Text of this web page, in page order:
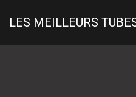
LES MEILLEURS